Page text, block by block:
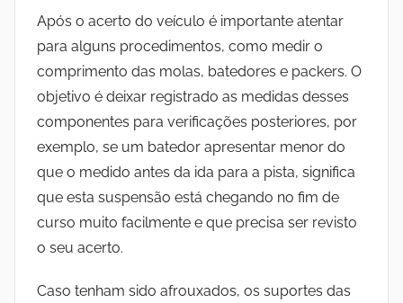
Após o acerto do veículo é importante atentar
para alguns procedimentos, como medir o
comprimento das molas, batedores e packers. O
objetivo é deixar registrado as medidas desses
componentes para verificações posteriores, por
exemplo, se um batedor apresentar menor do
que o medido antes da ida para a pista, significa
que esta suspensão está chegando no fim de
curso muito facilmente e que precisa ser revisto
o seu acerto.
Caso tenham sido afrouxados, os suportes das